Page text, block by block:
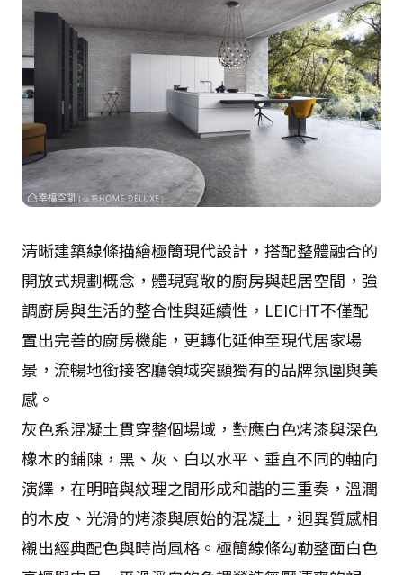
清晰建築線條描繪極簡現代設計，搭配整體融合的
開放式規劃概念，體現寬敞的廚房與起居空間，強
調廚房與生活的整合性與延續性，LEICHT不僅配
置出完善的廚房機能，更轉化延伸至現代居家場
景，流暢地銜接客廳領域突顯獨有的品牌氛圍與美
感。
灰色系混凝土貫穿整個場域，對應白色烤漆與深色
橡木的鋪陳，黑、灰、白以水平、垂直不同的軸向
演繹，在明暗與紋理之間形成和諧的三重奏，溫潤
的木皮、光滑的烤漆與原始的混凝土，迥異質感相
襯出經典配色與時尚風格。極簡線條勾勒整面白色